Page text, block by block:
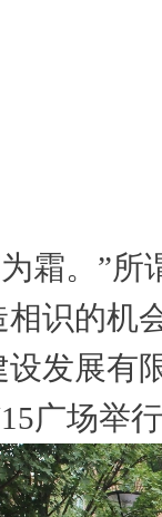
霜。”
识的机
发展有
广场举